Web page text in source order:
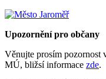
Upozornění pro občany
Věnujte prosím pozornost
MÚ, bližsí informace zde.